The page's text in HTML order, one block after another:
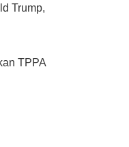
Trump,
TPPA